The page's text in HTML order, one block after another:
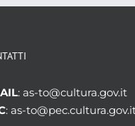
: as-to@cultura.gov.it
: as-